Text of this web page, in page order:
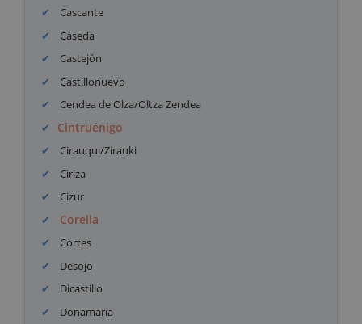
Cascante
Cáseda
Castejón
Castillonuevo
Cendea de Olza/Oltza Zendea
Cintruénigo
Cirauqui/Zirauki
Ciriza
Cizur
Corella
Cortes
Desojo
Dicastillo
Donamaria